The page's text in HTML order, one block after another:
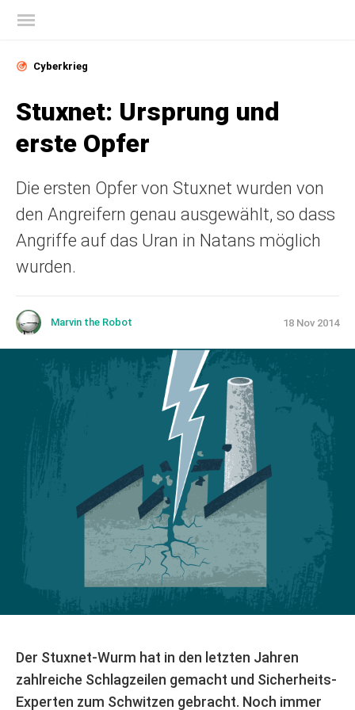
Cyberkrieg
Stuxnet: Ursprung und
erste Opfer
Die ersten Opfer von Stuxnet wurden von
den Angreifern genau ausgewählt, so dass
Angriffe auf das Uran in Natans möglich
wurden.
Marvin the Robot 18 Nov 2014
Der Stuxnet-Wurm hat in den letzten Jahren
zahlreiche Schlagzeilen gemacht und Sicherheits-
Experten zum Schwitzen gebracht. Noch immer